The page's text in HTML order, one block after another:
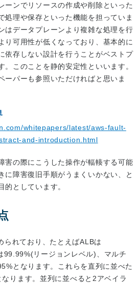
ーンでリソースの作成や削除といった
処理や保存といった機能を担っていま
はデータプレーンより複雑な処理を行
り可用性が低くなっており、基本的に
依存しない設計を行うことがベストプ
。このことを静的安定性といいます。
ーパーも参照いただければと思いま
whitepapers/latest/aws-fault-
and-introduction.html
害の際にこうした操作が輻輳する可能
に障害復旧手順がうまくいかない、と
的としています。
られており、たとえばALBは
リージョンレベル)、マルチ
となります。これらを直列に並べた
ります。並列に並べると2アベイラ